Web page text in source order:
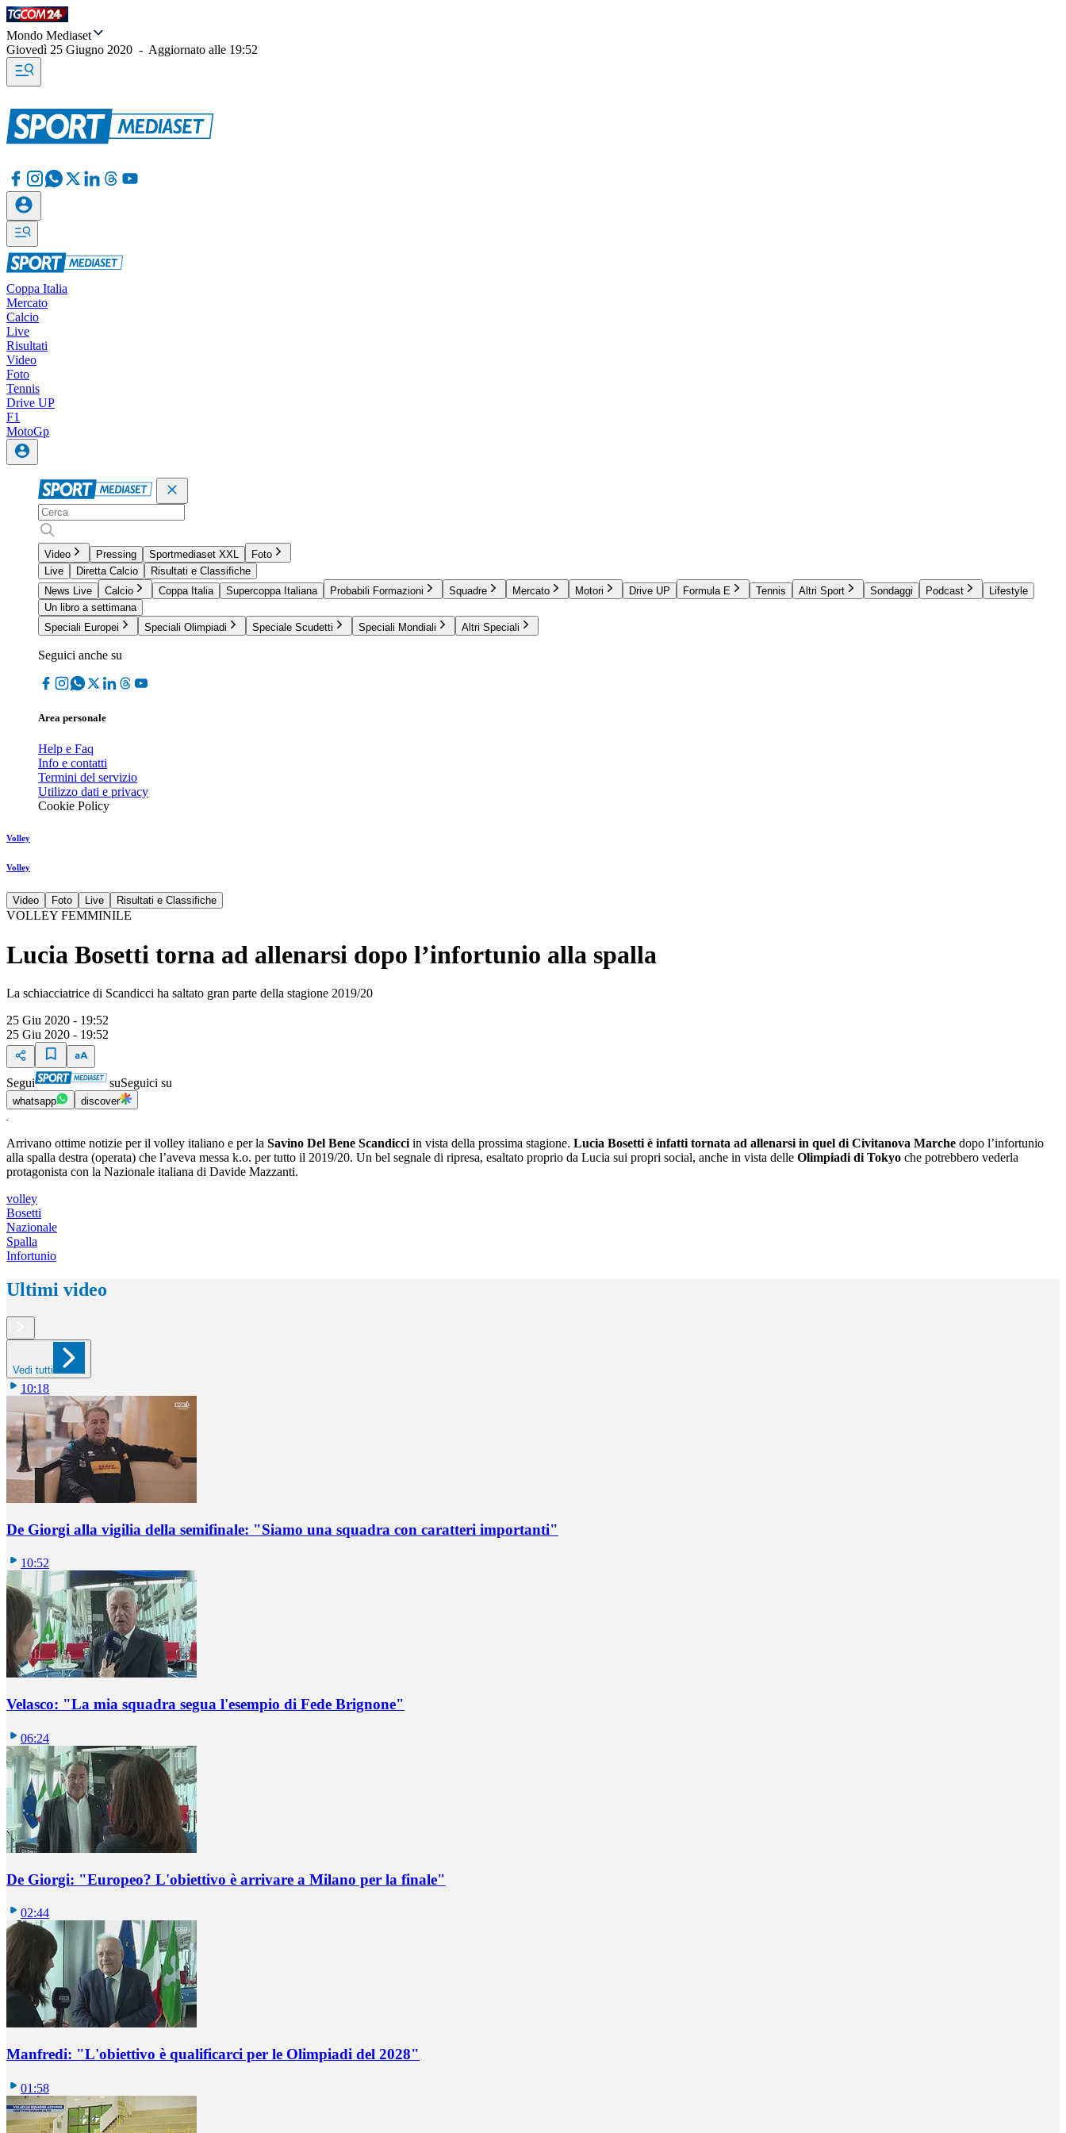
Mondo Mediaset
Giovedì 25 Giugno 2020 - Aggiornato alle 19:52
Coppa Italia
Mercato
Calcio
Live
Risultati
Video
Foto
Tennis
Drive UP
F1
MotoGp
Video Pressing Sportmediaset XXL
Foto
Live
Diretta Calcio
Risultati e Classifiche
News Live
Calcio Coppa Italia Supercoppa Italiana Probabili Formazioni Squadre Mercato Motori Drive UP Formula E Tennis Altri Sport Sondaggi Podcast
Lifestyle
Un libro a settimana
Speciali Europei
Speciali Olimpiadi Speciale Scudetti Speciali Mondiali Altri Speciali
Seguici anche su
Area personale
Help e Faq
Info e contatti
Termini del servizio
Utilizzo dati e privacy
Cookie Policy
Volley
Volley
Video Foto Live Risultati e Classifiche
VOLLEY FEMMINILE
Lucia Bosetti torna ad allenarsi dopo l’infortunio alla spalla
La schiacciatrice di Scandicci ha saltato gran parte della stagione 2019/20
25 Giu 2020 - 19:52
25 Giu 2020 - 19:52
Segui suSeguici su
whatsapp discover
Arrivano ottime notizie per il volley italiano e per la Savino Del Bene Scandicci in vista della prossima stagione. Lucia Bosetti è infatti tornata ad allenarsi in quel di Civitanova Marche dopo l’infortunio
alla spalla destra (operata) che l’aveva messa k.o. per tutto il 2019/20. Un bel segnale di ripresa, esaltato proprio da Lucia sui propri social, anche in vista delle Olimpiadi di Tokyo che potrebbero vederla
protagonista con la Nazionale italiana di Davide Mazzanti.
volley
Bosetti
Nazionale
Spalla
Infortunio
Ultimi video
Vedi tutti
10:18
De Giorgi alla vigilia della semifinale: "Siamo una squadra con caratteri importanti"
10:52
Velasco: "La mia squadra segua l'esempio di Fede Brignone"
06:24
De Giorgi: "Europeo? L'obiettivo è arrivare a Milano per la finale"
02:44
Manfredi: "L'obiettivo è qualificarci per le Olimpiadi del 2028"
01:58